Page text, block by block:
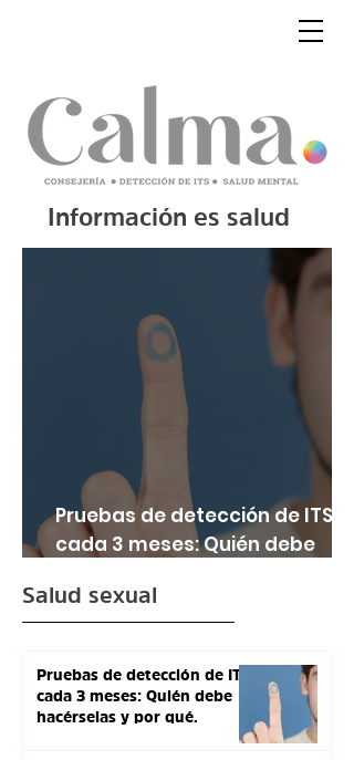
Información es salud
Pruebas de detección de ITS
cada 3 meses: Quién debe
Salud sexual
Pruebas de detección de ITS
cada 3 meses: Quién debe
hacérselas y por qué.